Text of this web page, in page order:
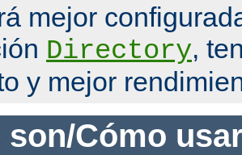
mejor
Directory,
y mejor
son/Cómo